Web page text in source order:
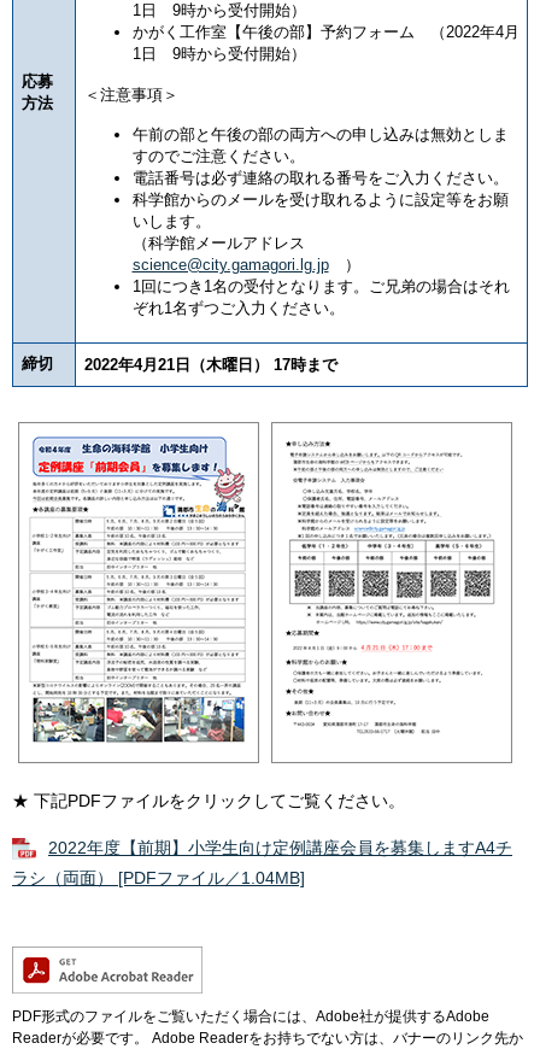
応募
方法
1日 9時から受付開始）
かがく工作室【午後の部】予約フォーム （2022年4月
1日 9時から受付開始）
＜注意事項＞
午前の部と午後の部の両方への申し込みは無効としま
すのでご注意ください。
電話番号は必ず連絡の取れる番号をご入力ください。
科学館からのメールを受け取れるように設定等をお願
いします。
（科学館メールアドレス
science@city.gamagori.lg.jp）
1回につき1名の受付となります。ご兄弟の場合はそれ
ぞれ1名ずつご入力ください。
締切 2022年4月21日（木曜日） 17時まで
★ 下記PDFファイルをクリックしてご覧ください。
2022年度【前期】小学生向け定例講座会員を募集しますA4チ
ラシ（両面） [PDFファイル／1.04MB]
PDF形式のファイルをご覧いただく場合には、Adobe社が提供するAdobe
Readerが必要です。
Adobe Readerをお持ちでない方は、バナーのリンク先か